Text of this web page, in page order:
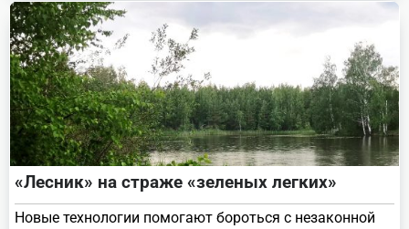
«Лесник» на страже «зеленых легких»
Новые технологии помогают бороться с незаконной